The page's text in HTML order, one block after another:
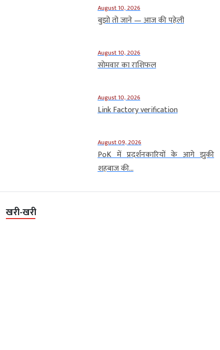
August 10, 2026
बुझो तो जाने — आज की पहेली
August 10, 2026
सोमवार का राशिफल
August 10, 2026
Link Factory verification
August 09, 2026
PoK में प्रदर्शनकारियों के आगे झुकी
शहबाज की...
खरी-खरी